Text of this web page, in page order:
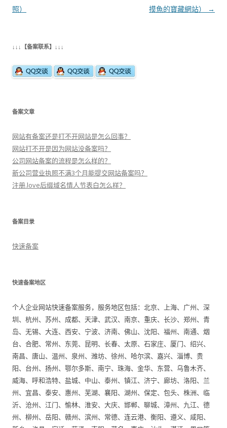
章
照）
摸魚的寶藏網站）
→
↓↓↓【备案联系】↓↓↓
备案文章
网站有备案还是打不开网站是怎么回事？
网站打不开是因为网站没备案吗？
公司网站备案的流程是怎么样的？
新公司营业执照不满3个月能提交网站备案吗？
注册.love后缀域名情人节表白怎么样？
备案目录
快速备案
快速备案地区
个人企业网站快速备案服务，服务地区包括：北京、上海、广州、深
圳、杭州、苏州、成都、天津、武汉、南京、重庆、长沙、郑州、青
岛、无锡、大连、西安、宁波、济南、佛山、沈阳、福州、南通、烟
台、合肥、常州、东莞、昆明、长春、太原、石家庄、厦门、绍兴、
南昌、唐山、温州、泉州、潍坊、徐州、哈尔滨、嘉兴、淄博、贵
阳、台州、扬州、鄂尔多斯、南宁、珠海、金华、东营、乌鲁木齐、
威海、呼和浩特、盐城、中山、泰州、镇江、济宁、廊坊、洛阳、兰
州、宜昌、泰安、惠州、芜湖、襄阳、湖州、保定、包头、株洲、临
沂、沧州、江门、愉林、淮安、大庆、邯郸、聊城、漳州、九江、德
州、柳州、岳阳、赣州、滨州、常德、连云港、衡阳、遵义、咸阳、